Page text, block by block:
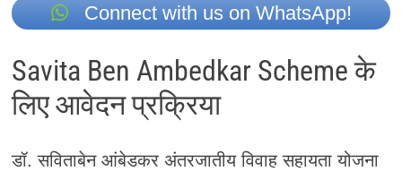
Connect with us on WhatsApp!
Savita Ben Ambedkar Scheme के
लिए आवेदन प्रक्रिया
डॉ. सविताबेन आंबेडकर अंतरजातीय विवाह सहायता योजना